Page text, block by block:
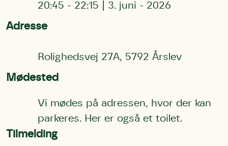
20:45 - 22:15 3. juni - 2026
Adresse
Rolighedsvej 27A, 5792 Årslev
Mødested
Vi mødes på adressen, hvor der kan
parkeres. Her er også et toilet.
Tilmelding